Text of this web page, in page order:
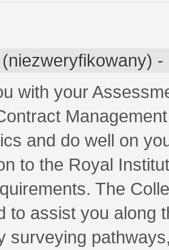
-
with your
and do well on
to the Royal
The
to assist you along
surveying